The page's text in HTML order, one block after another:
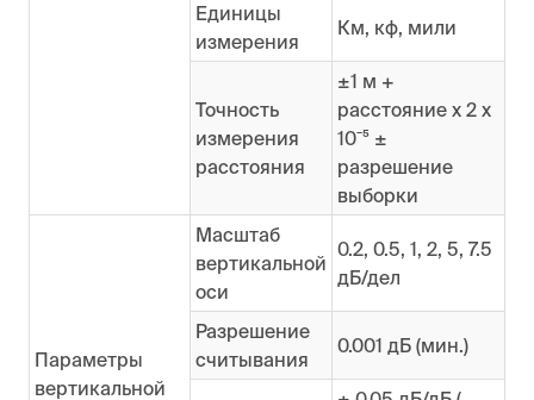
Единицы
измерения
Км, кф, мили
Точность
измерения
расстояния
±1 м +
расстояние х 2 х
10ˉ⁵ ±
разрешение
выборки
Параметры
вертикальной
Масштаб
вертикальной
оси
0.2, 0.5, 1, 2, 5, 7.5
дБ/дел
Разрешение
считывания
0.001 дБ (мин.)